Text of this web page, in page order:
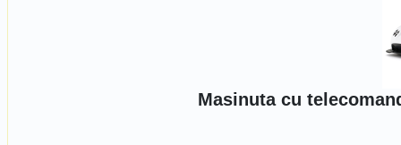
Masinuta cu